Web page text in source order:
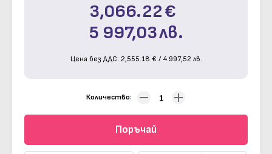
3,066.22€
5 997,03лв.
Цена без ДДС: 2,555.18 € / 4 997,52 лв.
Количество
Поръчай